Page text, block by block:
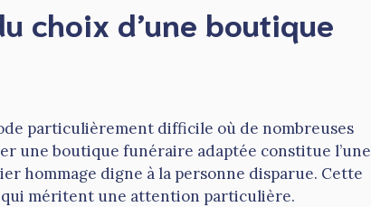
choix d’une boutique
particulièrement difficile où de nombreuses
une boutique funéraire adaptée constitue l’une
hommage digne à la personne disparue. Cette
méritent une attention particulière.